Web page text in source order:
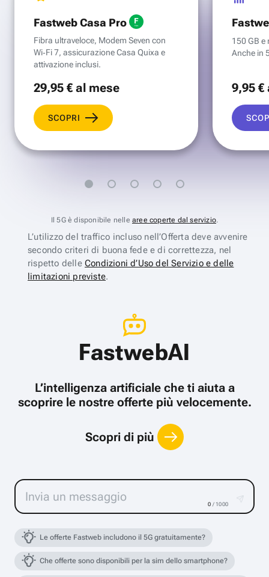
Fastweb Casa Pro
Fibra ultraveloce, Modem Seven con
Wi‑Fi 7, assicurazione Casa Quixa e
attivazione inclusi.
29,95 €al mese
SCOPRI
150 GB e
Anche in
9,95 €
Il 5G è disponibile nelle aree coperte dal servizio.
L’utilizzo del traffico incluso nell’Offerta deve avvenire
secondo criteri di buona fede e di correttezza, nel
rispetto delle Condizioni d’Uso del Servizio e delle
limitazioni previste.
FastwebAI
L’intelligenza artificiale che ti aiuta a
scoprire le nostre offerte più velocemente.
Scopri di più
0 / 1000
Le offerte Fastweb includono il 5G gratuitamente?
Che offerte sono disponibili per la sim dello smartphone?